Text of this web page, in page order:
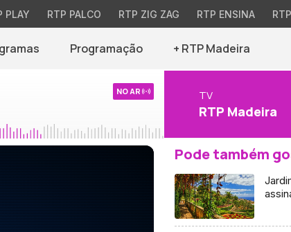
PLAY RTP PALCO RTP ZIG ZAG RTP ENSINA
Programação + RTP Madeira
NO AR TV
RTP Madeira
Pode também